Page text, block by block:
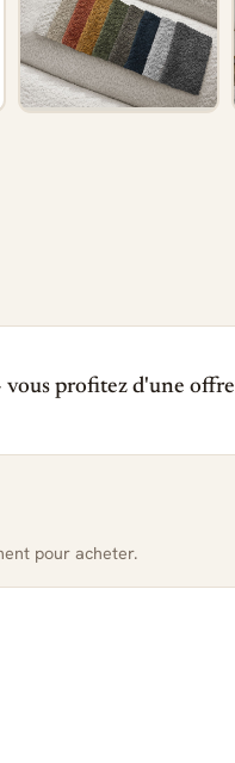
vous profitez d'une offre
pour acheter.